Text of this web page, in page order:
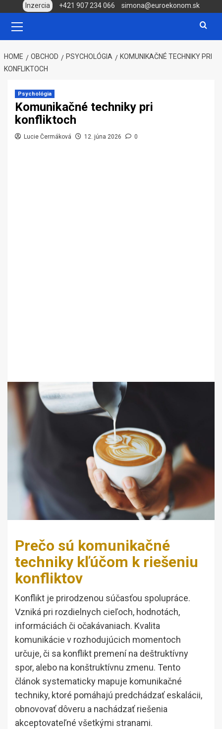
content
Inzercia +421 907 234 066
simona@euroekonom.sk
Menu
HOME OBCHOD PSYCHOLÓGIA
KOMUNIKAČNÉ TECHNIKY PRI
KONFLIKTOCH
Psychológia
Komunikačné techniky pri
konfliktoch
Lucie Čermáková 12. júna 2026 0
Prečo sú komunikačné
techniky kľúčom k riešeniu
konfliktov
Konflikt je prirodzenou súčasťou spolupráce.
Vzniká pri rozdielnych cieľoch, hodnotách,
informáciách či očakávaniach. Kvalita
komunikácie v rozhodujúcich momentoch
určuje, či sa konflikt premení na deštruktívny
spor, alebo na konštruktívnu zmenu. Tento
článok systematicky mapuje komunikačné
techniky, ktoré pomáhajú predchádzať eskalácii,
obnovovať dôveru a nachádzať riešenia
akceptovateľné všetkými stranami.